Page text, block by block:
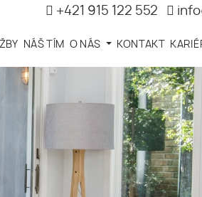
+421 915 122 552
NÁŠ TÍM O NÁS KONTAKT